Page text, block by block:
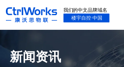
新闻资讯